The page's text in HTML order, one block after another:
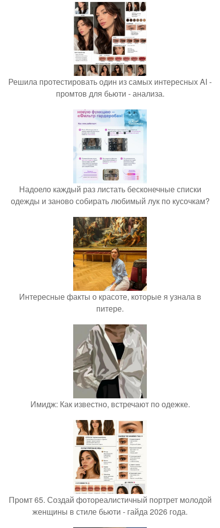
Решила протестировать один из самых интересных AI -
промтов для бьюти - анализа.
Надоело каждый раз листать бесконечные списки
одежды и заново собирать любимый лук по кусочкам?
Интересные факты о красоте, которые я узнала в
питере.
Имидж: Как известно, встречают по одежке.
Промт 65. Создай фотореалистичный портрет молодой
женщины в стиле бьюти - гайда 2026 года.